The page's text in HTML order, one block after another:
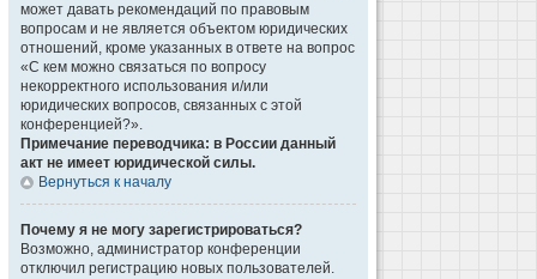
может давать рекомендаций по правовым
вопросам и не является объектом юридических
отношений, кроме указанных в ответе на вопрос
«С кем можно связаться по вопросу
некорректного использования и/или
юридических вопросов, связанных с этой
конференцией?».
Примечание переводчика: в России данный
акт не имеет юридической силы.
Вернуться к началу
Почему я не могу зарегистрироваться?
Возможно, администратор конференции
отключил регистрацию новых пользователей.